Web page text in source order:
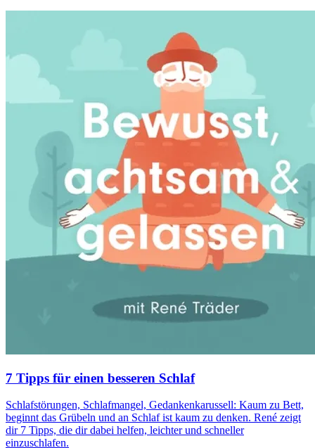
7 Tipps für einen besseren Schlaf
Schlafstörungen, Schlafmangel, Gedankenkarussell: Kaum zu Bett,
beginnt das Grübeln und an Schlaf ist kaum zu denken. René zeigt
dir 7 Tipps, die dir dabei helfen, leichter und schneller
einzuschlafen.